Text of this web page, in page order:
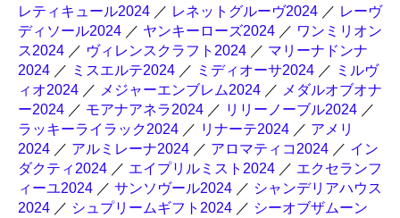
レティキュール2024 ／ レネットグルーヴ2024 ／ レーヴ
ディソール2024 ／ ヤンキーローズ2024 ／ ワンミリオン
ス2024 ／ ヴィレンスクラフト2024 ／ マリーナドンナ
2024 ／ ミスエルテ2024 ／ ミディオーサ2024 ／ ミルヴ
ィオ2024 ／ メジャーエンブレム2024 ／ メダルオブオナ
ー2024 ／ モアナアネラ2024 ／ リリーノーブル2024 ／
ラッキーライラック2024 ／ リナーテ2024 ／ アメリ
2024 ／ アルミレーナ2024 ／ アロマティコ2024 ／ イン
ダクティ2024 ／ エイプリルミスト2024 ／ エクセランフ
ィーユ2024 ／ サンソヴール2024 ／ シャンデリアハウス
2024 ／ シュプリームギフト2024 ／ シーオブザムーン